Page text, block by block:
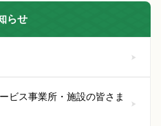
らせ
ビス事業所・施設の皆さま